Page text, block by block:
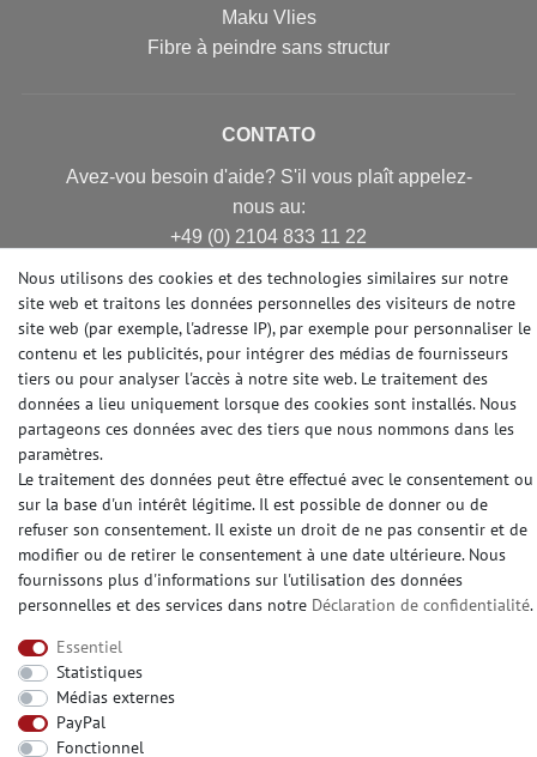
Maku Vlies
Fibre à peindre sans structur
CONTATO
Avez-vou besoin d'aide? S'il vous plaît appelez-
nous au:
+49 (0) 2104 833 11 22
Heures d'ouverture du centre d'appels du lundi au
vendredi de
10:00 alle 16:00 (MEZ)
E-mail: info@profhome.fr
DES MÉDIAS SOCIAUX
Nous utilisons des cookies et des technologies similaires sur notre
site web et traitons les données personnelles des visiteurs de notre
site web (par exemple, l'adresse IP), par exemple pour personnaliser le
contenu et les publicités, pour intégrer des médias de fournisseurs
tiers ou pour analyser l'accès à notre site web. Le traitement des
données a lieu uniquement lorsque des cookies sont installés. Nous
partageons ces données avec des tiers que nous nommons dans les
paramètres.
Le traitement des données peut être effectué avec le consentement ou
sur la base d'un intérêt légitime. Il est possible de donner ou de
refuser son consentement. Il existe un droit de ne pas consentir et de
modifier ou de retirer le consentement à une date ultérieure. Nous
fournissons plus d'informations sur l'utilisation des données
personnelles et des services dans notre Déclaration de confidentialité.
Essentiel
Statistiques
Médias externes
PayPal
Fonctionnel